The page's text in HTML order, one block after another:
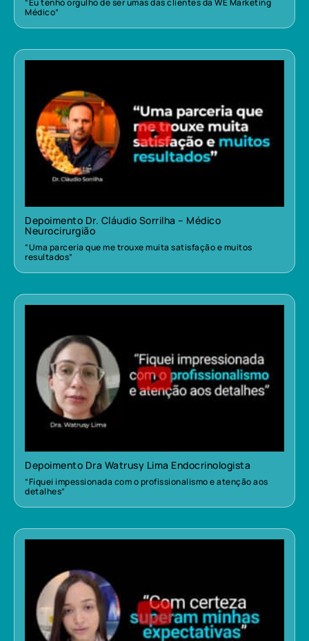
“Eu tenho orgulho de ser umas das clientes da WE Marketing
Médico”
Depoimento Dr. Cláudio Sorrilha – Médico
Neurocirurgião
“Uma parceria que me trouxe muita satisfação e muitos
resultados”
Depoimento Dra Watrusy Lima Endocrinologista
“Fiquei impessionada com o profissionalismo e atenção aos
detalhes”